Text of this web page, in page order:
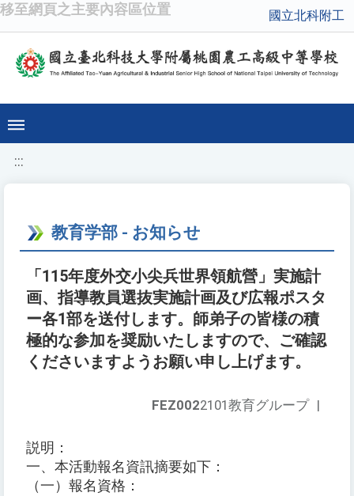
移至網頁之主要內容區位置 國立北科附工
:::
教育学部 - お知らせ
「115年度外交小尖兵世界領航營」実施計
画、指導教員選抜実施計画及び広報ポスタ
ー各1部を送付します。師弟子の皆様の積
極的な参加を奨励いたしますので、ご確認
くださいますようお願い申し上げます。
FEZ0022101教育グループ |
説明：
一、本活動報名資訊摘要如下：
（一）報名資格：